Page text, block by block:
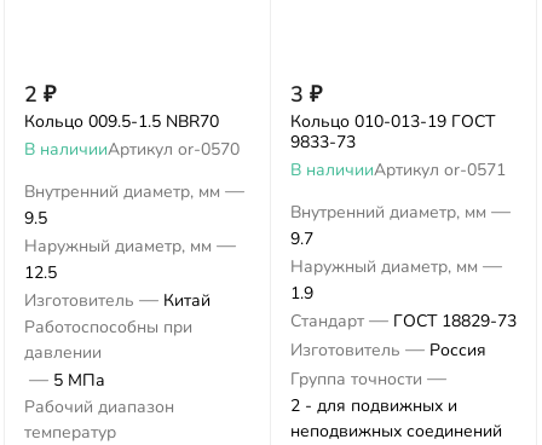
2 ₽
Кольцо 009.5-1.5 NBR70
В наличииАртикул or-0570
Внутренний диаметр, мм —
9.5
Наружный диаметр, мм —
12.5
Изготовитель — Китай
Работоспособны при
давлении
— 5 МПа
Рабочий диапазон
температур
3 ₽
Кольцо 010-013-19 ГОСТ
9833-73
В наличииАртикул or-0571
Внутренний диаметр, мм —
9.7
Наружный диаметр, мм —
1.9
Стандарт — ГОСТ 18829-73
Изготовитель — Россия
Группа точности —
2 - для подвижных и
неподвижных соединений